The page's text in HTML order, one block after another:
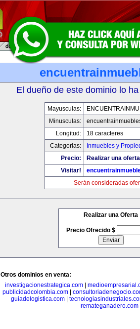
El dueño de este dominio lo
Mayusculas:
Minusculas:
Longitud:
18 caracteres
Categorias:
Inmuebles y
Precio:
Realizar una
Visitar!
Serán consideradas
Realizar una Oferta
Precio Ofrecido $
Otros dominios en venta:
investigacionestrategica.com
publicidadcolombia.com|
guiadelogistica.com|
remateganadero.com